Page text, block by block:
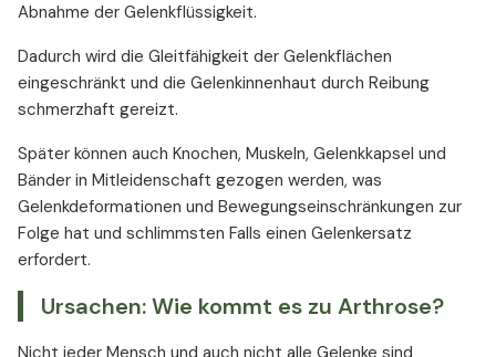
Abnahme der Gelenkflüssigkeit.
Dadurch wird die Gleitfähigkeit der Gelenkflächen
eingeschränkt und die Gelenkinnenhaut durch Reibung
schmerzhaft gereizt.
Später können auch Knochen, Muskeln, Gelenkkapsel und
Bänder in Mitleidenschaft gezogen werden, was
Gelenkdeformationen und Bewegungseinschränkungen zur
Folge hat und schlimmsten Falls einen Gelenkersatz
erfordert.
Ursachen: Wie kommt es zu Arthrose?